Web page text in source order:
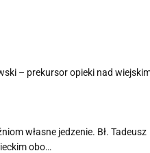
– prekursor opieki nad
własne jedzenie. Bł. Tadeusz
obo…